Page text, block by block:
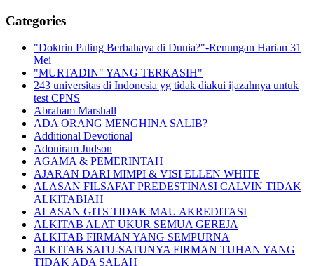
Categories
"Doktrin Paling Berbahaya di Dunia?"-Renungan Harian 31
Mei
"MURTADIN" YANG TERKASIH"
243 universitas di Indonesia yg tidak diakui ijazahnya untuk
test CPNS
Abraham Marshall
ADA ORANG MENGHINA SALIB?
Additional Devotional
Adoniram Judson
AGAMA & PEMERINTAH
AJARAN DARI MIMPI & VISI ELLEN WHITE
ALASAN FILSAFAT PREDESTINASI CALVIN TIDAK
ALKITABIAH
ALASAN GITS TIDAK MAU AKREDITASI
ALKITAB ALAT UKUR SEMUA GEREJA
ALKITAB FIRMAN YANG SEMPURNA
ALKITAB SATU-SATUNYA FIRMAN TUHAN YANG
TIDAK ADA SALAH